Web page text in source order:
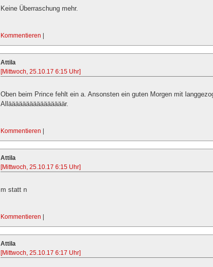
Keine Überraschung mehr.
Kommentieren |
Attila
[Mittwoch, 25.10.17 6:15 Uhr]
Oben beim Prince fehlt ein a. Ansonsten ein guten Morgen mit
Alläääääääääääääääär.
Kommentieren |
Attila
[Mittwoch, 25.10.17 6:15 Uhr]
m statt n
Kommentieren |
Attila
[Mittwoch, 25.10.17 6:17 Uhr]